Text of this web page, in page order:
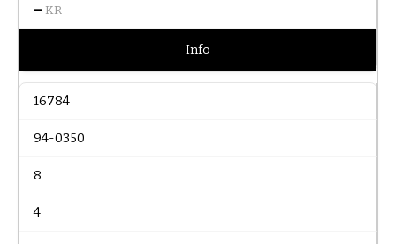
– KR
Info
16784
94-0350
8
4